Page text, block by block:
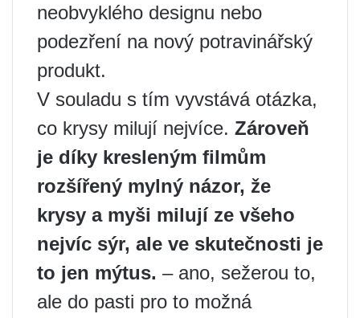
neobvyklého designu nebo
podezření na nový potravinářský
produkt.
V souladu s tím vyvstává otázka,
co krysy milují nejvíce. Zároveň
je díky kresleným filmům
rozšířený mylný názor, že
krysy a myši milují ze všeho
nejvíc sýr, ale ve skutečnosti je
to jen mýtus. – ano, sežerou to,
ale do pasti pro to možná